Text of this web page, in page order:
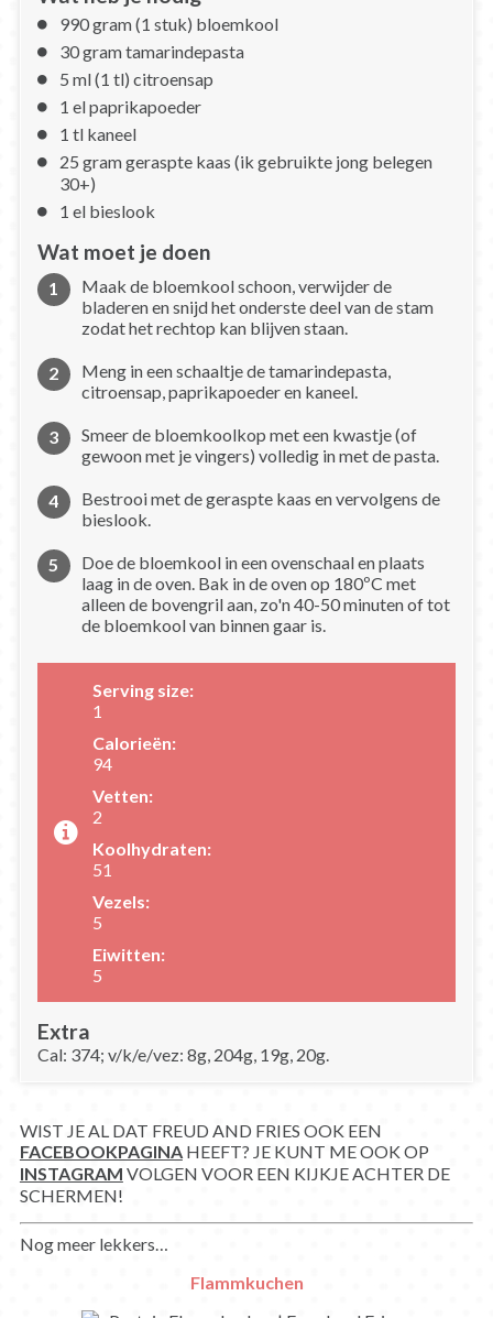
990 gram (1 stuk) bloemkool
30 gram tamarindepasta
5 ml (1 tl) citroensap
1 el paprikapoeder
1 tl kaneel
25 gram geraspte kaas (ik gebruikte jong belegen
30+)
1 el bieslook
Wat moet je doen
Maak de bloemkool schoon, verwijder de
bladeren en snijd het onderste deel van de stam
zodat het rechtop kan blijven staan.
Meng in een schaaltje de tamarindepasta,
citroensap, paprikapoeder en kaneel.
Smeer de bloemkoolkop met een kwastje (of
gewoon met je vingers) volledig in met de pasta.
Bestrooi met de geraspte kaas en vervolgens de
bieslook.
Doe de bloemkool in een ovenschaal en plaats
laag in de oven. Bak in de oven op 180ºC met
alleen de bovengril aan, zo'n 40-50 minuten of tot
de bloemkool van binnen gaar is.
Serving size:
1
Calorieën:
94
Vetten:
2
Koolhydraten:
51
Vezels:
5
Eiwitten:
5
Extra
Cal: 374; v/k/e/vez: 8g, 204g, 19g, 20g.
WIST JE AL DAT FREUD AND FRIES OOK EEN
FACEBOOKPAGINAHEEFT? JE KUNT ME OOK OP
INSTAGRAM VOLGEN VOOR EEN KIJKJE ACHTER DE
SCHERMEN!
Nog meer lekkers…
Flammkuchen